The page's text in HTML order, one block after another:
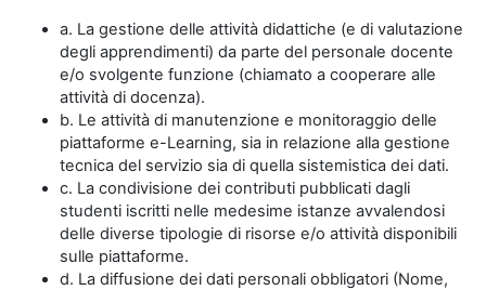
a. La gestione delle attività didattiche (e di valutazione
degli apprendimenti) da parte del personale docente
e/o svolgente funzione (chiamato a cooperare alle
attività di docenza).
b. Le attività di manutenzione e monitoraggio delle
piattaforme e-Learning, sia in relazione alla gestione
tecnica del servizio sia di quella sistemistica dei dati.
c. La condivisione dei contributi pubblicati dagli
studenti iscritti nelle medesime istanze avvalendosi
delle diverse tipologie di risorse e/o attività disponibili
sulle piattaforme.
d. La diffusione dei dati personali obbligatori (Nome,